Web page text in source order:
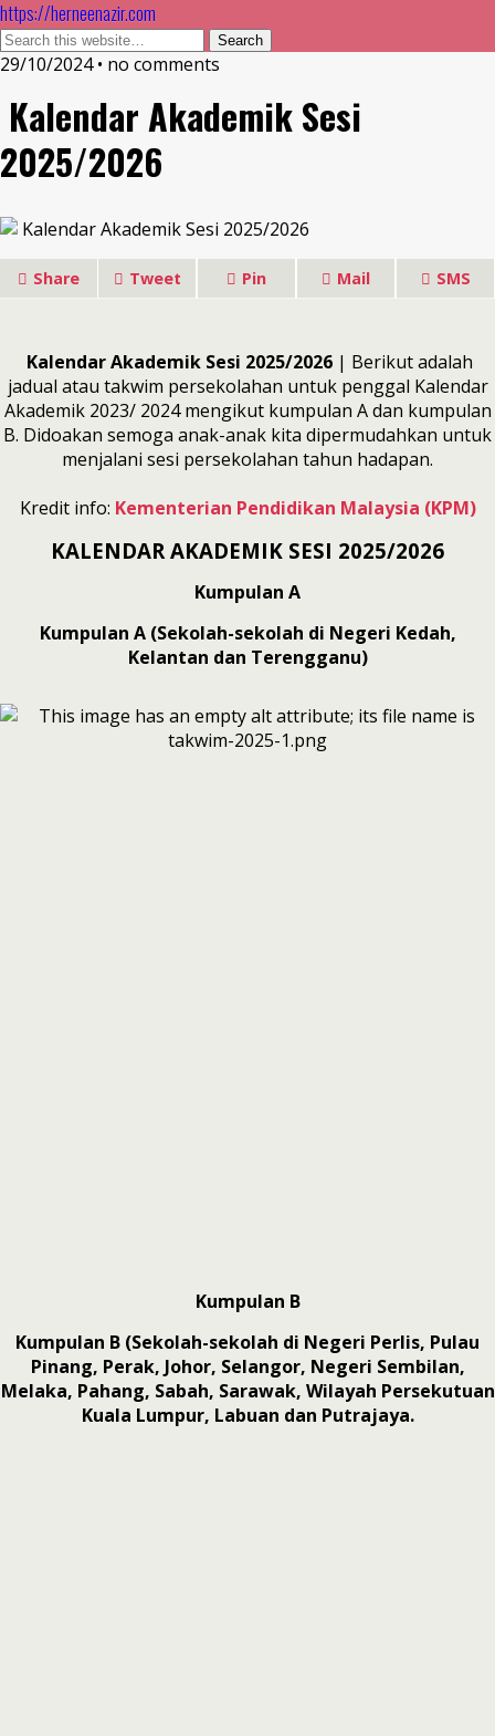
https://herneenazir.com
29/10/2024 • no comments
Kalendar Akademik Sesi
2025/2026
Share Tweet Pin Mail SMS
Kalendar Akademik Sesi 2025/2026 | Berikut adalah
jadual atau takwim persekolahan untuk penggal Kalendar
Akademik 2023/ 2024 mengikut kumpulan A dan kumpulan
B. Didoakan semoga anak-anak kita dipermudahkan untuk
menjalani sesi persekolahan tahun hadapan.
Kredit info: Kementerian Pendidikan Malaysia (KPM)
KALENDAR AKADEMIK SESI 2025/2026
Kumpulan A
Kumpulan A (Sekolah-sekolah di Negeri Kedah,
Kelantan dan Terengganu)
Kumpulan B
Kumpulan B (Sekolah-sekolah di Negeri Perlis, Pulau
Pinang, Perak, Johor, Selangor, Negeri Sembilan,
Melaka, Pahang, Sabah, Sarawak, Wilayah Persekutuan
Kuala Lumpur, Labuan dan Putrajaya.